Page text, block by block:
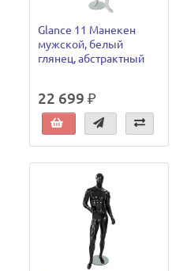
Glance 11 Манекен
мужской, белый
глянец, абстрактный
22 699 ₽